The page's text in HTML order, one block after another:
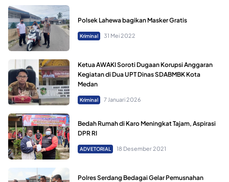
Polsek Lahewa bagikan Masker Gratis
Kriminal 31 Mei 2022
Ketua AWAKI Soroti Dugaan Korupsi Anggaran
Kegiatan di Dua UPT Dinas SDABMBK Kota
Medan
Kriminal 7 Januari 2026
Bedah Rumah di Karo Meningkat Tajam, Aspirasi
DPR RI
ADVETORIAL 18 Desember 2021
Polres Serdang Bedagai Gelar Pemusnahan